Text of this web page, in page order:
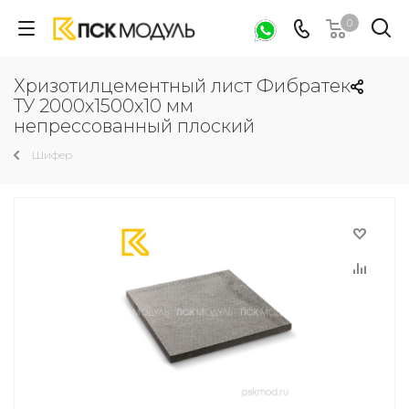
0
Хризотилцементный лист Фибратек
ТУ 2000х1500х10 мм
непрессованный плоский
Шифер